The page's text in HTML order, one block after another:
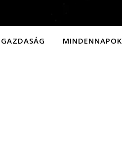
GAZDASÁG MINDENNAPOK